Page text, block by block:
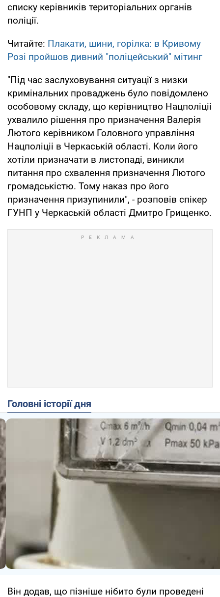
списку керівників територіальних органів
поліції.
Читайте: Плакати, шини, горілка: в Кривому
Розі пройшов дивний "поліцейський" мітинг
"Під час заслуховування ситуації з низки
кримінальних проваджень було повідомлено
особовому складу, що керівництво Нацполіціі
ухвалило рішення про призначення Валерія
Лютого керівником Головного управління
Нацполіціі в Черкаській області. Коли його
хотіли призначати в листопаді, виникли
питання про схвалення призначення Лютого
громадськістю. Тому наказ про його
призначення призупинили", - розповів спікер
ГУНП у Черкаській області Дмитро Грищенко.
Головні історії дня
Він додав, що пізніше нібито були проведені